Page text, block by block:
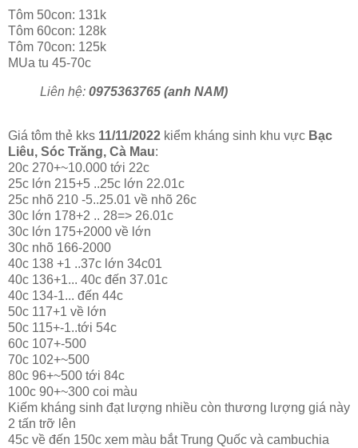
Tôm 50con: 131k
Tôm 60con: 128k
Tôm 70con: 125k
MUa tu 45-70c
Liên hệ: 0975363765 (anh NAM)
Giá tôm thẻ kks 11/11/2022 kiểm kháng sinh khu vực Bạc
Liêu, Sóc Trăng, Cà Mau:
20c 270+~10.000 tới 22c
25c lớn 215+5 ..25c lớn 22.01c
25c nhõ 210 -5..25.01 về nhõ 26c
30c lớn 178+2 .. 28=> 26.01c
30c lớn 175+2000 về lớn
30c nhõ 166-2000
40c 138 +1 ..37c lớn 34c01
40c 136+1... 40c đến 37.01c
40c 134-1... đến 44c
50c 117+1 về lớn
50c 115+-1..tới 54c
60c 107+-500
70c 102+~500
80c 96+~500 tới 84c
100c 90+~300 coi màu
Kiếm kháng sinh đạt lượng nhiều còn thương lượng giá này
2 tấn trỡ lên
45c về đến 150c xem màu bắt Trung Quốc và cambuchia